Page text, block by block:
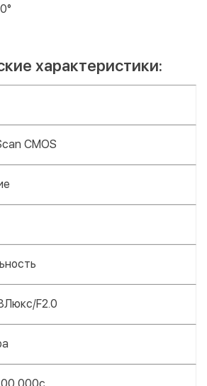
характеристики:
CMOS
F2.0